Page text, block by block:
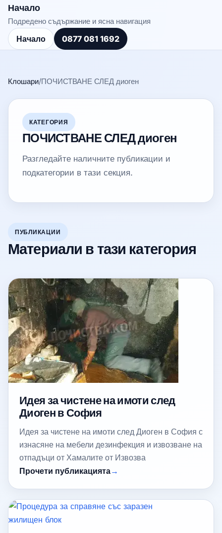
Начало
Подредено съдържание и ясна навигация
Начало 0877 081 1692
Клошари/ПОЧИСТВАНЕ СЛЕД диоген
КАТЕГОРИЯ
ПОЧИСТВАНЕ СЛЕД диоген
Разгледайте наличните публикации и
подкатегории в тази секция.
ПУБЛИКАЦИИ
Материали в тази категория
Идея за чистене на имоти след
Диоген в София
Идея за чистене на имоти след Диоген в София с
изнасяне на мебели дезинфекция и извозване на
отпадъци от Хамалите от Извозва
Прочети публикацията